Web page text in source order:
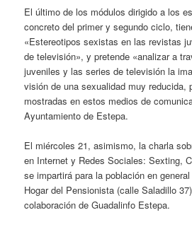
El último de los módulos dirigido a los
concreto del primer y segundo ciclo,
«Estereotipos sexistas en las revistas
de televisión», y pretende «analizar a
juveniles y las series de televisión la
visión de una sexualidad muy reducida,
mostradas en estos medios de
Ayuntamiento de Estepa.
El miércoles 21, asimismo, la charla
en Internet y Redes Sociales: Sexting,
se impartirá para la población en
Hogar del Pensionista (calle Saladillo
colaboración de Guadalinfo Estepa.